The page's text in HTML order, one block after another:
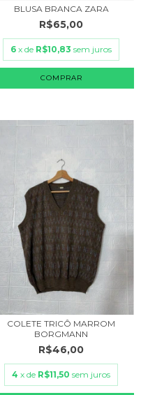
BLUSA BRANCA ZARA
R$65,00
6 x de R$10,83 sem juros
COMPRAR
COLETE TRICÔ MARROM
BORGMANN
R$46,00
4 x de R$11,50 sem juros